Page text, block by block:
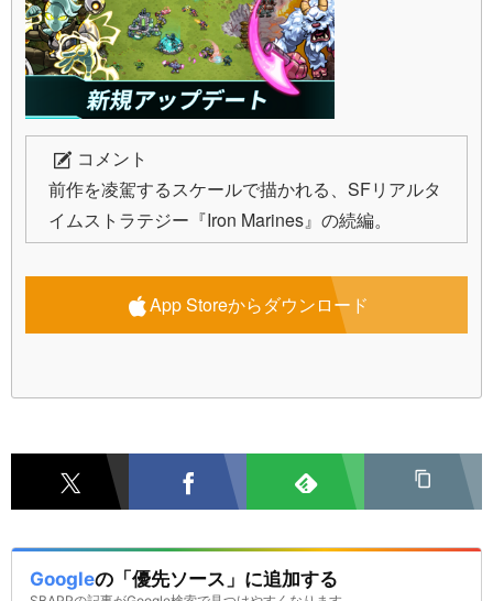
コメント
前作を凌駕するスケールで描かれる、SFリアルタ
イムストラテジー『Iron Marines』の続編。
App Storeからダウンロード
Googleの「優先ソース」に追加する